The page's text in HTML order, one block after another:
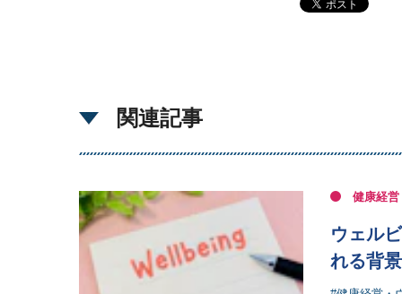
関連記事
健康経営
ウェル
れる背